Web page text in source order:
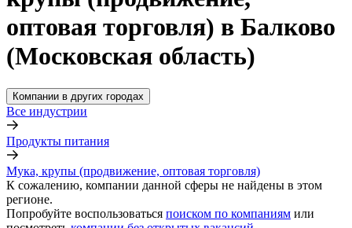
оптовая торговля) в Балково
(Московская область)
Компании в других городах
Все индустрии
Продукты питания
Мука, крупы (продвижение, оптовая торговля)
К сожалению, компании данной сферы не найдены в этом
регионе.
Попробуйте воспользоваться поиском по компаниям или